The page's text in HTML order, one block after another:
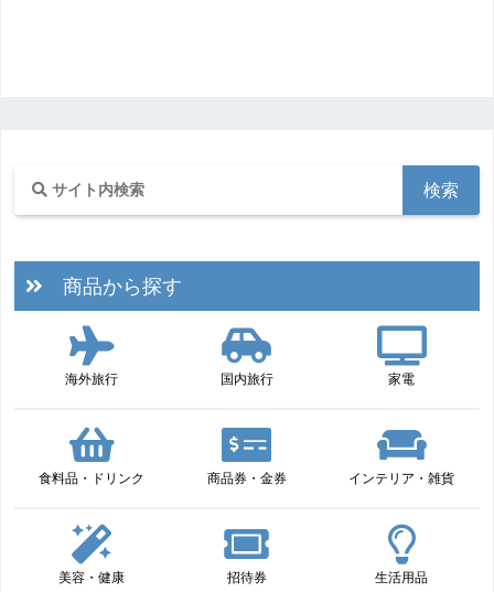
商品から探す
海外旅行 国内旅行 家電
食料品・ドリンク 商品券・金券 インテリア・雑貨
美容・健康 招待券 生活用品